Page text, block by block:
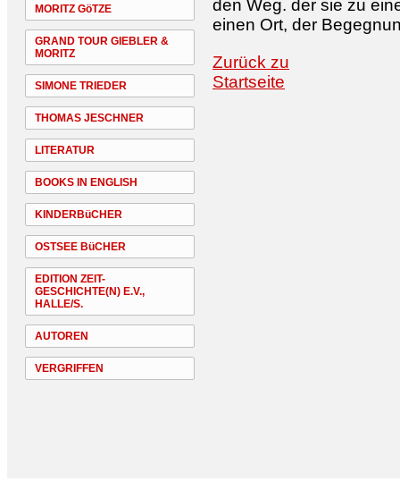
MORITZ GöTZE
GRAND TOUR GIEBLER &
MORITZ
SIMONE TRIEDER
THOMAS JESCHNER
LITERATUR
BOOKS IN ENGLISH
KINDERBüCHER
OSTSEE BüCHER
EDITION ZEIT-
GESCHICHTE(N) E.V.,
HALLE/S.
AUTOREN
VERGRIFFEN
den Weg. der sie zu
einen Ort, der
Zurück zu
Startseite